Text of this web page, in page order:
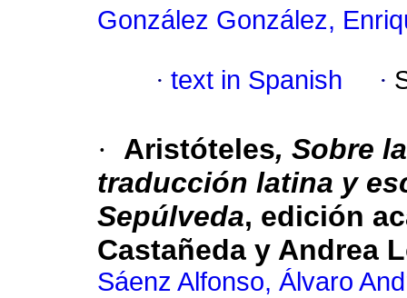
González González,
· text in Spanish ·
· Aristóteles, Sobre
traducción latina y
Sepúlveda, edición
Castañeda y Andrea
Sáenz Alfonso, Álvaro